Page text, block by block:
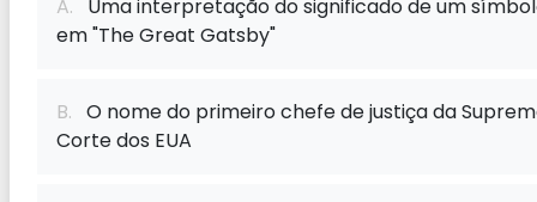
A. Uma interpretação do significado de um
em "The Great Gatsby"
B. O nome do primeiro chefe de justiça da
Corte dos EUA